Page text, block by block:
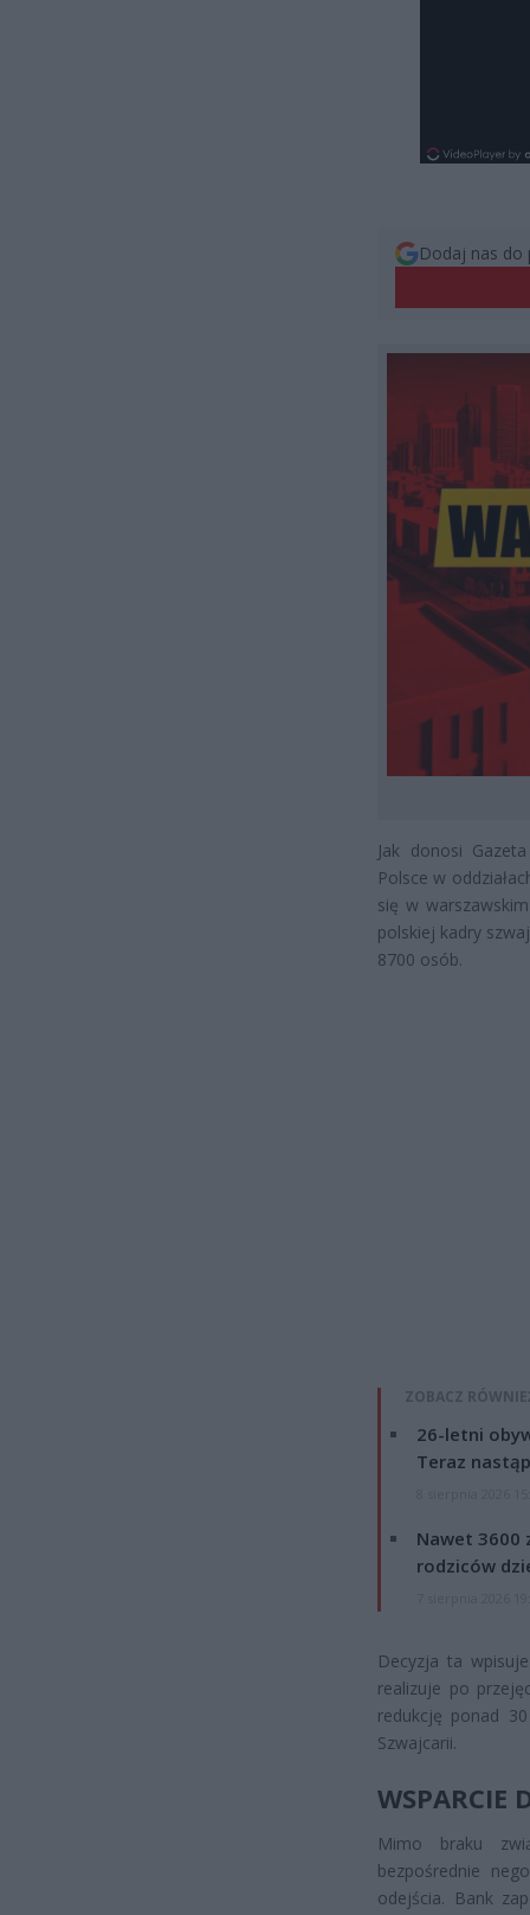
Dodaj nas do
Jak donosi
Polsce w
się w
polskiej kadry
8700 osób.
ZOBACZ
26-letni
Teraz
Nawet 3600
rodziców
Decyzja ta
realizuje po
redukcję ponad
Szwajcarii.
WSPARCIE
Mimo braku
bezpośrednie
odejścia. Bank